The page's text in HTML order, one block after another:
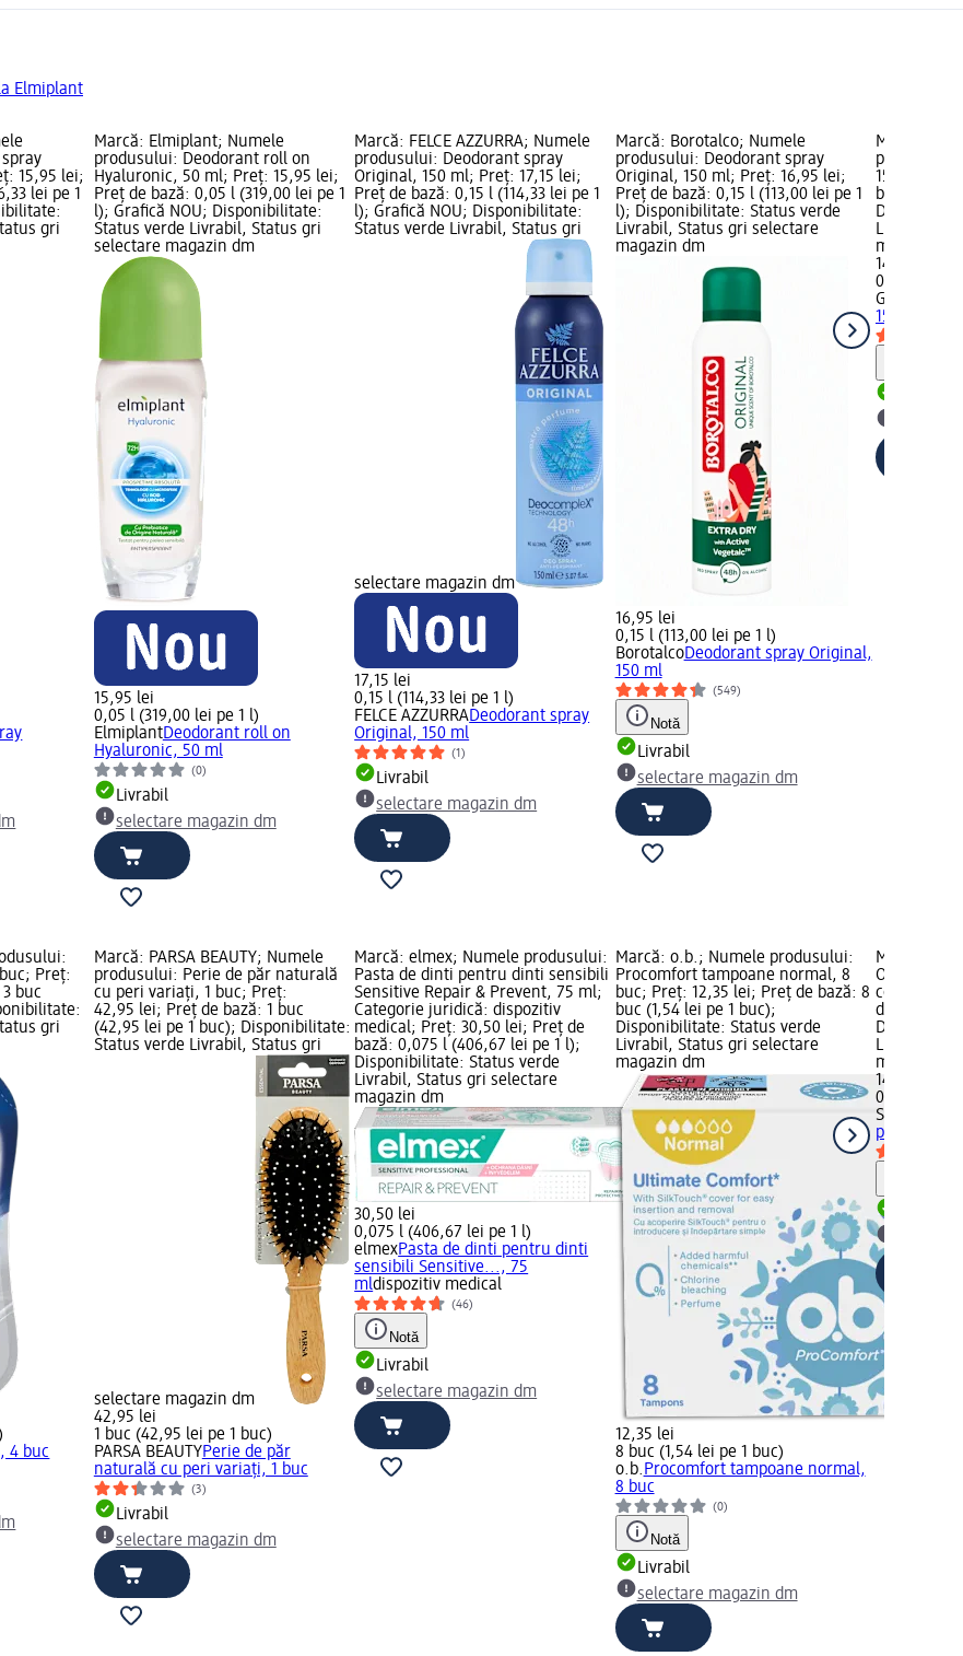
Elmiplant
15,95 lei;
lei pe 1
gri
Marcă: Elmiplant; Numele
produsului: Deodorant roll on
Hyaluronic, 50 ml; Preț: 15,95 lei;
Preț de bază: 0,05 l (319,00 lei pe 1
l); Grafică NOU; Disponibilitate:
Status verde Livrabil, Status gri
selectare magazin dm
15,95 lei
0,05 l (319,00 lei pe 1 l)
ElmiplantDeodorant roll on
Hyaluronic, 50 ml
(0)
Livrabil
selectare magazin dm
Marcă: FELCE AZZURRA; Numele
produsului: Deodorant spray
Original, 150 ml; Preț: 17,15 lei;
Preț de bază: 0,15 l (114,33 lei pe 1
l); Grafică NOU; Disponibilitate:
Status verde Livrabil, Status gri
selectare magazin dm
17,15 lei
0,15 l (114,33 lei pe 1 l)
FELCE AZZURRADeodorant spray
Original, 150 ml
(1)
Livrabil
selectare magazin dm
Marcă: Borotalco; Numele
produsului: Deodorant spray
Original, 150 ml; Preț: 16,95 lei;
Preț de bază: 0,15 l (113,00 lei pe 1
l); Disponibilitate: Status verde
Livrabil, Status gri selectare
magazin dm
16,95 lei
0,15 l (113,00 lei pe 1 l)
BorotalcoDeodorant spray Original,
150 ml
(549)
Notă
Livrabil
selectare magazin dm
Marcă:
produsului:
150 ml;
bază: 0,15
Livrabil,
magazin
14,95 lei
0,15 l
GEROVITAL
150 ml
Preț:
buc
gri
4 buc
Marcă: PARSA BEAUTY; Numele
produsului: Perie de păr naturală
cu peri variați, 1 buc; Preț:
42,95 lei; Preț de bază: 1 buc
(42,95 lei pe 1 buc); Disponibilitate:
Status verde Livrabil, Status gri
selectare magazin dm
42,95 lei
1 buc (42,95 lei pe 1 buc)
PARSA BEAUTYPerie de păr
naturală cu peri variați, 1 buc
(3)
Livrabil
selectare magazin dm
Marcă: elmex; Numele produsului:
Pasta de dinti pentru dinti sensibili
Sensitive Repair & Prevent, 75 ml;
Categorie juridică: dispozitiv
medical; Preț: 30,50 lei; Preț de
bază: 0,075 l (406,67 lei pe 1 l);
Disponibilitate: Status verde
Livrabil, Status gri selectare
magazin dm
30,50 lei
0,075 l (406,67 lei pe 1 l)
elmexPasta de dinti pentru dinti
sensibili Sensitive..., 75
mldispozitiv medical
(46)
Notă
Livrabil
selectare magazin dm
Marcă: o.b.; Numele produsului:
Procomfort tampoane normal, 8
buc; Preț: 12,35 lei; Preț de bază: 8
buc (1,54 lei pe 1 buc);
Disponibilitate: Status verde
Livrabil, Status gri selectare
magazin dm
12,35 lei
8 buc (1,54 lei pe 1 buc)
o.b. Procomfort tampoane normal,
8 buc
(0)
Notă
Livrabil
selectare magazin dm
Marcă:
Original
corp, 150
de bază:
Livrabil,
magazin
14,45 lei
0,15 l
STR8
pentru